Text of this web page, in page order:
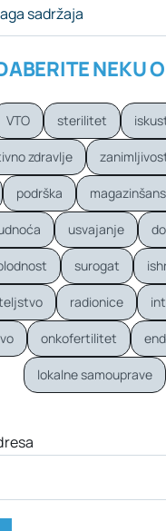
NEKU
VTO sterilitet
zdravlje
podrška
usvajanje
surogat
radionice
onkofertilitet
lokalne samouprave